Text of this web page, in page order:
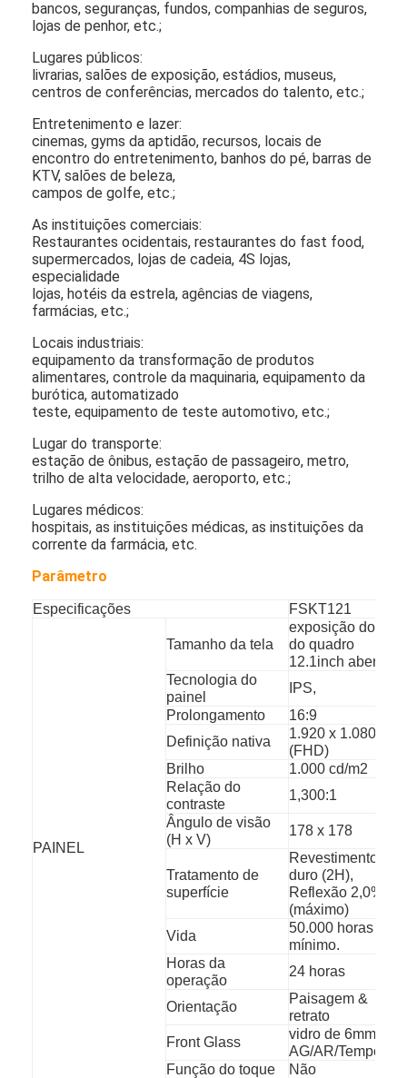
Sobre nós
Excursão da fábrica
Controle da qualidade
Contacte-nos
Notícia
Conversar Agora
Exposição do LCD da janela
tela tomada partido dobro do lcd
Exposição exterior do LCD
Movimentação exterior através das placas do menu
painel pequeno do lcd
Tni alto LCD
Painel do LCD do quadro aberto
LCD opticamente ligado
Placa interna do menu de Digitas
Signage interno de Digitas
Sinalização digital à prova d'água
Cartaz exterior de Digitas
bancos, seguranças, fundos, companhias de seguros,
lojas de penhor, etc.;
Lugares públicos:
livrarias, salões de exposição, estádios, museus,
centros de conferências, mercados do talento, etc.;
Entretenimento e lazer:
cinemas, gyms da aptidão, recursos, locais de
encontro do entretenimento, banhos do pé, barras de
KTV, salões de beleza,
campos de golfe, etc.;
As instituições comerciais:
Restaurantes ocidentais, restaurantes do fast food,
supermercados, lojas de cadeia, 4S lojas,
especialidade
lojas, hotéis da estrela, agências de viagens,
farmácias, etc.;
Locais industriais:
equipamento da transformação de produtos
alimentares, controle da maquinaria, equipamento da
burótica, automatizado
teste, equipamento de teste automotivo, etc.;
Lugar do transporte:
estação de ônibus, estação de passageiro, metro,
trilho de alta velocidade, aeroporto, etc.;
Lugares médicos:
hospitais, as instituições médicas, as instituições da
corrente da farmácia, etc.
Parâmetro
Especificações FSKT121
PAINEL
Tamanho da tela
exposição do lcd
do quadro
12.1inch aberto
Tecnologia do
painel
IPS,
Prolongamento
16:9
Definição nativa
1.920 x 1.080
(FHD)
Brilho
1.000 cd/m2
Relação do
contraste
1,300:1
Ângulo de visão
(H x V)
178 x 178
Tratamento de
superfície
Revestimento
duro (2H),
Reflexão 2,0%
(máximo)
Vida
50.000 horas
mínimo.
Horas da
operação
24 horas
Orientação
Paisagem &
retrato
Front Glass
vidro de 6mm
AG/AR/Tempered
Função do toque
Não